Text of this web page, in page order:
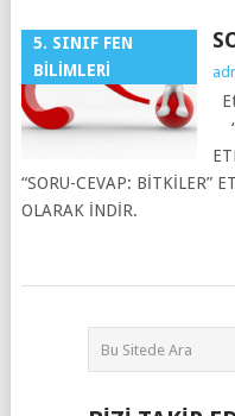
5. SINIF FEN
BILIMLERI
“SORU-CEVAP: BİTKİLER”
OLARAK İNDİR.